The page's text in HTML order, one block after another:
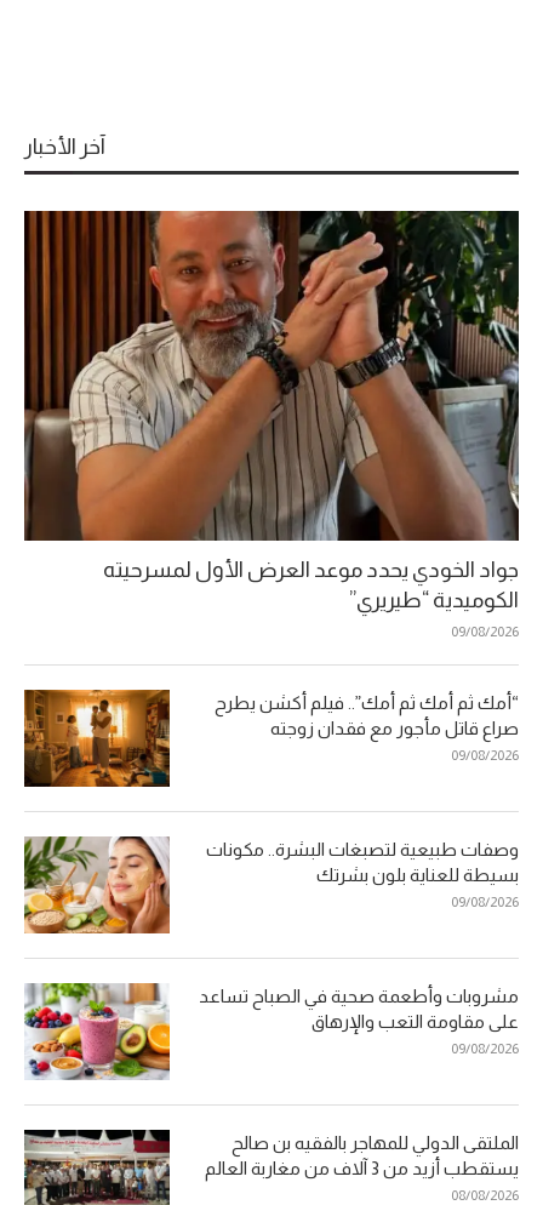
آخر الأخبار
جواد الخودي يحدد موعد العرض الأول لمسرحيته
الكوميدية “طيريري”
09/08/2026
“أمك ثم أمك ثم أمك”.. فيلم أكشن يطرح
صراع قاتل مأجور مع فقدان زوجته
09/08/2026
وصفات طبيعية لتصبغات البشرة.. مكونات
بسيطة للعناية بلون بشرتك
09/08/2026
مشروبات وأطعمة صحية في الصباح تساعد
على مقاومة التعب والإرهاق
09/08/2026
الملتقى الدولي للمهاجر بالفقيه بن صالح
يستقطب أزيد من 3 آلاف من مغاربة العالم
08/08/2026